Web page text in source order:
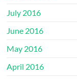
July 2016
June 2016
May 2016
April 2016